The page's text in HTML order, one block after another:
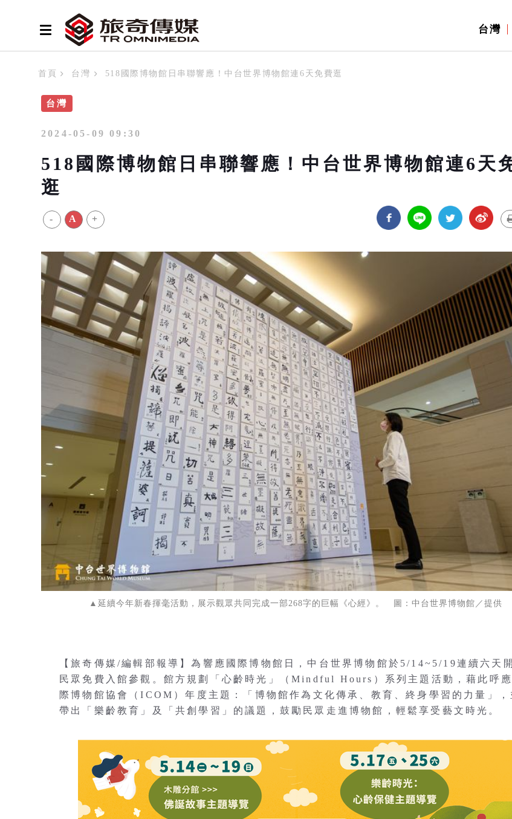
台灣
首頁 台灣 518國際博物館日串聯響應！中台世界博物館連6天免費逛
台灣
2024-05-09 09:30
518國際博物館日串聯響應！中台世界博物館連6天
逛
- A +
▲延續今年新春揮毫活動，展示觀眾共同完成一部268字的巨幅《心經》。 圖：中台世界博物館／提供
【旅奇傳媒/編輯部報導】為響應國際博物館日，中台世界博物館於5/14~5/19連續六天
民眾免費入館參觀。館方規劃「心齡時光」（Mindful Hours）系列主題活動，藉此呼應
際博物館協會（ICOM）年度主題：「博物館作為文化傳承、教育、終身學習的力量」，
帶出「樂齡教育」及「共創學習」的議題，鼓勵民眾走進博物館，輕鬆享受藝文時光。